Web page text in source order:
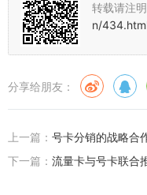
转载请注
n/
分享给朋友：
上一篇： 号卡分销的战略合作伙伴关
下一篇： 流量卡与号卡联合